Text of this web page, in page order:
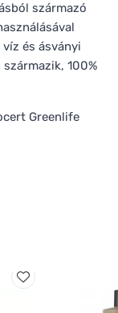
származó
és ásványi
100%
Greenlife